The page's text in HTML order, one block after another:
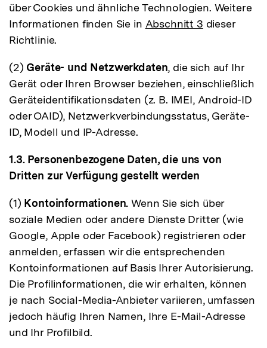
über Cookies und ähnliche Technologien. Weitere
Informationen finden Sie in Abschnitt 3 dieser
Richtlinie.
(2) Geräte- und Netzwerkdaten, die sich auf Ihr
Gerät oder Ihren Browser beziehen, einschließlich
Geräteidentifikationsdaten (z. B. IMEI, Android-ID
oder OAID), Netzwerkverbindungsstatus, Geräte-
ID, Modell und IP-Adresse.
1.3. Personenbezogene Daten, die uns von
Dritten zur Verfügung gestellt werden
(1) Kontoinformationen. Wenn Sie sich über
soziale Medien oder andere Dienste Dritter (wie
Google, Apple oder Facebook) registrieren oder
anmelden, erfassen wir die entsprechenden
Kontoinformationen auf Basis Ihrer Autorisierung.
Die Profilinformationen, die wir erhalten, können
je nach Social-Media-Anbieter variieren, umfassen
jedoch häufig Ihren Namen, Ihre E-Mail-Adresse
und Ihr Profilbild.